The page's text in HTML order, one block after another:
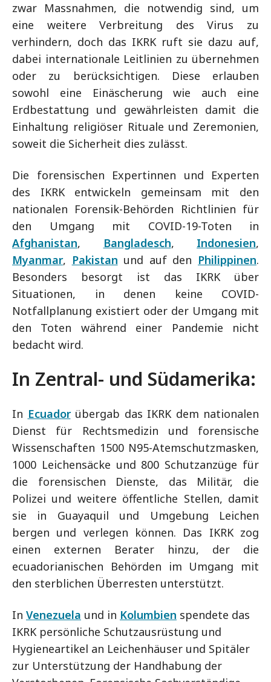
zwar Massnahmen, die notwendig sind, um
eine weitere Verbreitung des Virus zu
verhindern, doch das IKRK ruft sie dazu auf,
dabei internationale Leitlinien zu übernehmen
oder zu berücksichtigen. Diese erlauben
sowohl eine Einäscherung wie auch eine
Erdbestattung und gewährleisten damit die
Einhaltung religiöser Rituale und Zeremonien,
soweit die Sicherheit dies zulässt.
Die forensischen Expertinnen und Experten
des IKRK entwickeln gemeinsam mit den
nationalen Forensik-Behörden Richtlinien für
den Umgang mit COVID-19-Toten in
Afghanistan, Bangladesch, Indonesien,
Myanmar, Pakistan und auf den Philippinen.
Besonders besorgt ist das IKRK über
Situationen, in denen keine COVID-
Notfallplanung existiert oder der Umgang mit
den Toten während einer Pandemie nicht
bedacht wird.
In Zentral- und Südamerika:
In Ecuadorübergab das IKRK dem nationalen
Dienst für Rechtsmedizin und forensische
Wissenschaften 1500 N95-Atemschutzmasken,
1000 Leichensäcke und 800 Schutzanzüge für
die forensischen Dienste, das Militär, die
Polizei und weitere öffentliche Stellen, damit
sie in Guayaquil und Umgebung Leichen
bergen und verlegen können. Das IKRK zog
einen externen Berater hinzu, der die
ecuadorianischen Behörden im Umgang mit
den sterblichen Überresten unterstützt.
In Venezuela und in Kolumbien spendete das
IKRK persönliche Schutzausrüstung und
Hygieneartikel an Leichenhäuser und Spitäler
zur Unterstützung der Handhabung der